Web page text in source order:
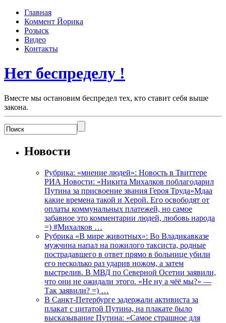
Главная
Коммент Йорика
Розыск
Видео
Контакты
Нет беспределу !
Вместе мы остановим беспредел тех, кто ставит себя выше
закона.
Новости
Рубрика: «мнение людей»: Новость в Твиттере
РИА Новости: «Никита Михалков поблагодарил
Путина за присвоение звания Героя Труда»Мдаа
какие времена такой и Херой. Его освободят от
оплаты коммунальных платежей, но самое
забавное это комментарии людей, любовь народа
=) #Михалков …
Рубрика «В мире животных»: Во Владикавказе
мужчина напал на пожилого таксиста, родные
пострадавшего в ответ прямо в больнице убили
его несколько раз ударив ножом, а затем
выстрелив. В МВД по Северной Осетии заявили,
что они не ожидали этого. «Не ну а чёё мы?» —
Так заявили? =) …
В Санкт-Петербурге задержали активиста за
плакат с цитатой Путина, на плакате было
высказывание Путина: «Самое страшное для